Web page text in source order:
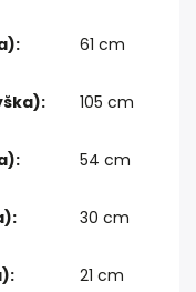
61 cm
105 cm
54 cm
30 cm
21 cm